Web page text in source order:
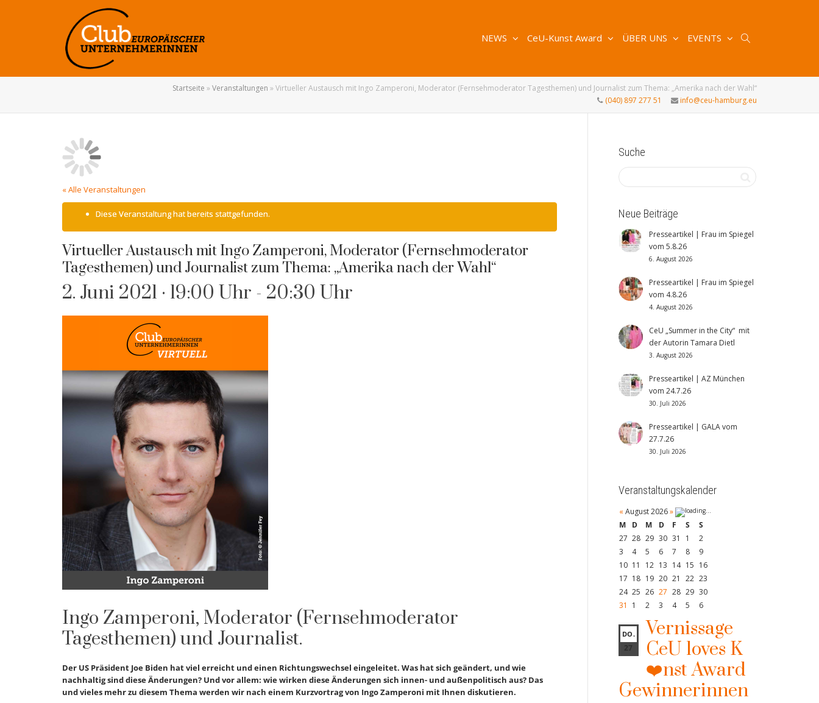
NEWS CeU-Kunst Award ÜBER UNS EVENTS
Startseite » Veranstaltungen » Virtueller Austausch mit Ingo Zamperoni, Moderator (Fernsehmoderator Tagesthemen) und Journalist zum Thema: „Amerika nach der Wahl“
(040) 897 277 51
info@ceu-hamburg.eu
« Alle Veranstaltungen
Diese Veranstaltung hat bereits stattgefunden.
Virtueller Austausch mit Ingo Zamperoni, Moderator (Fernsehmoderator
Tagesthemen) und Journalist zum Thema: „Amerika nach der Wahl“
2. Juni 2021 · 19:00 Uhr - 20:30 Uhr
Ingo Zamperoni, Moderator (Fernsehmoderator
Tagesthemen) und Journalist.
Der US Präsident Joe Biden hat viel erreicht und einen Richtungswechsel eingeleitet. Was hat sich geändert, und wie
nachhaltig sind diese Änderungen? Und vor allem: wie wirken diese Änderungen sich innen- und außenpolitisch aus? Das
und vieles mehr zu diesem Thema werden wir nach einem Kurzvortrag von Ingo Zamperoni mit Ihnen diskutieren.
Suche
Neue Beiträge
Presseartikel | Frau im Spiegel
vom 5.8.26
6. August 2026
Presseartikel | Frau im Spiegel
vom 4.8.26
4. August 2026
CeU „Summer in the City“ mit
der Autorin Tamara Dietl
3. August 2026
Presseartikel | AZ München
vom 24.7.26
30. Juli 2026
Presseartikel | GALA vom
27.7.26
30. Juli 2026
Veranstaltungskalender
« August 2026 »
M
D M D F S
S
27 28 29 30 31 1
2
3
4 5 6 7 8
9
10 11 12 13 14 15 16
17 18 19 20 21 22 23
24 25 26 27 28 29 30
31
1 2 3 4 5 6
DO.
27
Vernissage
CeU loves K
❤️nst Award
Gewinnerinnen